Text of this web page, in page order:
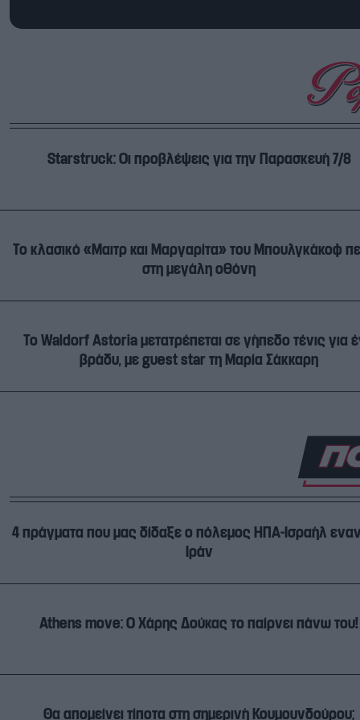
Starstruck: Οι προβλέψεις για την Παρασκευή 7/8
Το κλασικό «Μαιτρ και Μαργαρίτα» του Μπουλγκάκοφ
στη μεγάλη οθόνη
Το Waldorf Astoria μετατρέπεται σε γήπεδο τένις για
βράδυ, με guest star τη Μαρία Σάκκαρη
4 πράγματα που μας δίδαξε ο πόλεμος ΗΠΑ-Ισραήλ
Ιράν
Athens move: Ο Χάρης Δούκας το παίρνει πάνω του!
Θα απομείνει τίποτα στη σημερινή Κουμουνδούρου;